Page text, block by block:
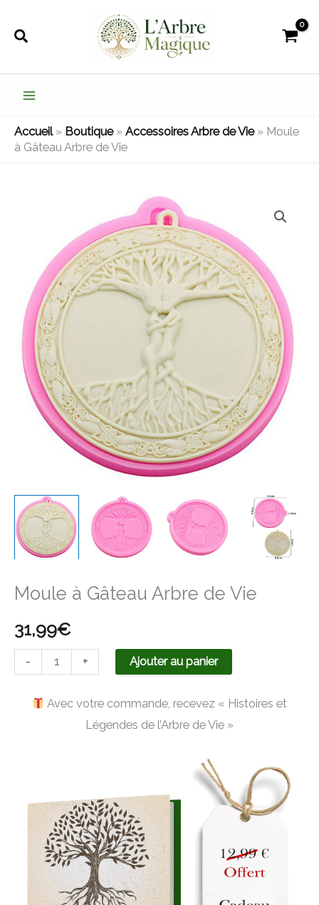
Rechercher
Accueil» Boutique» Accessoires Arbre de Vie» Moule
à Gâteau Arbre de Vie
Moule à Gâteau Arbre de Vie
31,99€
-
Gâteau
Arbre
de
Vie
+ Ajouter au panier
Avec votre commande, recevez « Histoires et
Légendes de l’Arbre de Vie »